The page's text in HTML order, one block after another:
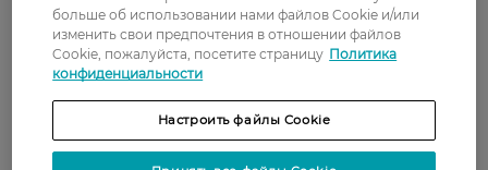
больше об использовании нами файлов Cookie и/или
изменить свои предпочтения в отношении файлов
Cookie, пожалуйста, посетите страницу Политика
конфиденциальности
Настроить файлы Cookie